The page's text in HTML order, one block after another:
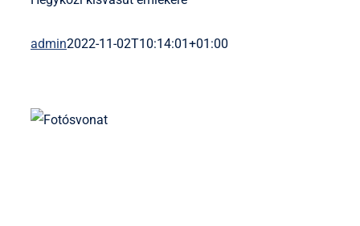
admin2022-11-02T10:14:01+01:00